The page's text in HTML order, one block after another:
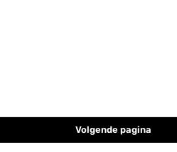
Volgende pagina